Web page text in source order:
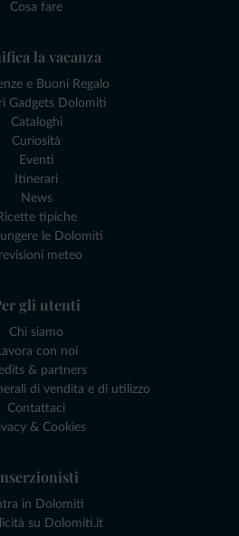
Cosa fare
la vacanza
e Buoni Regalo
Gadgets Dolomiti
Cataloghi
Curiosità
Eventi
Itinerari
News
Ricette tipiche
le Dolomiti
meteo
gli utenti
Chi siamo
con noi
& partners
di vendita e di utilizzo
Contattaci
& Cookies
in Dolomiti
su Dolomiti.it